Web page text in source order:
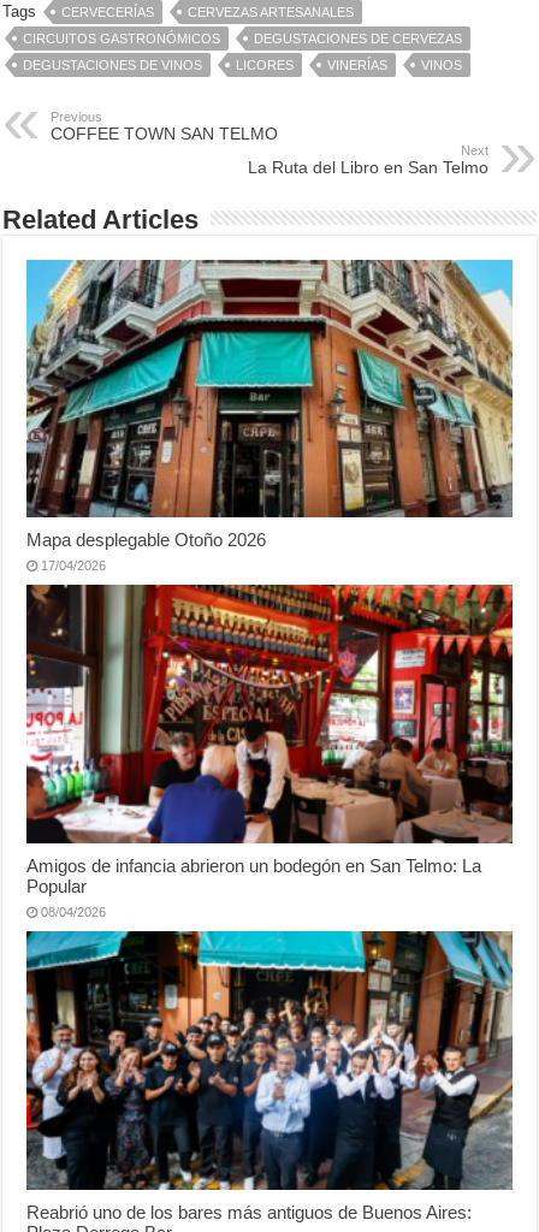
Tags CERVECERÍAS
CERVEZAS ARTESANALES
CIRCUITOS GASTRONÓMICOS
DEGUSTACIONES DE CERVEZAS
DEGUSTACIONES DE VINOS
LICORES VINERÍAS VINOS
Previous
COFFEE TOWN SAN TELMO
Next
La Ruta del Libro en San Telmo
Related Articles
Mapa desplegable Otoño 2026
17/04/2026
Amigos de infancia abrieron un bodegón en San Telmo: La
Popular
08/04/2026
Reabrió uno de los bares más antiguos de Buenos Aires: